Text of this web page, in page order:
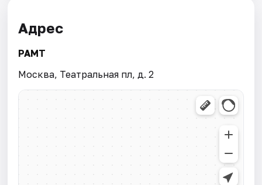
Адрес
РАМТ
Москва, Театральная пл, д. 2